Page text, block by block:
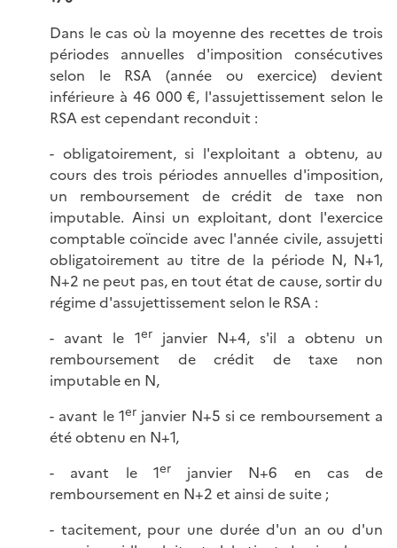
Dans le cas où la moyenne des recettes de trois
périodes annuelles d'imposition consécutives
selon le RSA (année ou exercice) devient
inférieure à 46 000 €, l'assujettissement selon le
RSA est cependant reconduit :
- obligatoirement, si l'exploitant a obtenu, au
cours des trois périodes annuelles d'imposition,
un remboursement de crédit de taxe non
imputable. Ainsi un exploitant, dont l'exercice
comptable coïncide avec l'année civile, assujetti
obligatoirement au titre de la période N, N+1,
N+2 ne peut pas, en tout état de cause, sortir du
régime d'assujettissement selon le RSA :
- avant le 1erjanvier N+4, s'il a obtenu un
remboursement de crédit de taxe non
imputable en N,
- avant le 1er janvier N+5 si ce remboursement a
été obtenu en N+1,
- avant le 1erjanvier N+6 en cas de
remboursement en N+2 et ainsi de suite ;
- tacitement, pour une durée d'un an ou d'un